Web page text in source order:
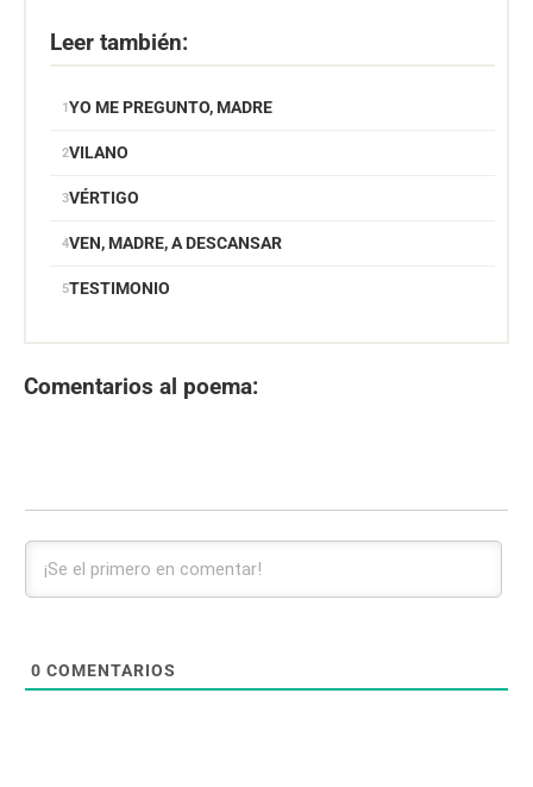
Leer también:
YO ME PREGUNTO, MADRE
VILANO
VÉRTIGO
VEN, MADRE, A DESCANSAR
TESTIMONIO
Comentarios al poema:
0 COMENTARIOS